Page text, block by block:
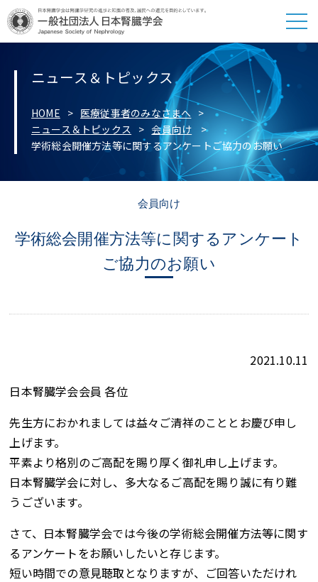
ニュース＆トピックス
HOME
医療従事者のみなさまへ
ニュース＆トピックス
会員向け
学術総会開催方法等に関するアンケートご協力のお願い
会員向け
学術総会開催方法等に関するアンケート
ご協力のお願い
2021.10.11
日本腎臓学会会員 各位
先生方におかれましては益々ご清祥のこととお慶び申し
上げます。
平素より格別のご高配を賜り厚く御礼申し上げます。
日本腎臓学会に対し、多大なるご高配を賜り誠に有り難
うございます。
さて、日本腎臓学会では今後の学術総会開催方法等に関す
るアンケートをお願いしたいと存じます。
短い時間での意見聴取となりますが、ご回答いただけれ